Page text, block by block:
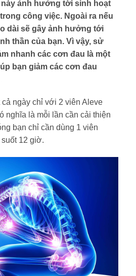
ảnh hưởng tới sinh hoạt
công việc. Ngoài ra nếu
dài sẽ gây ảnh hưởng tới
thần của bạn. Vì vậy, sử
nhanh các cơn đau là một
bạn giảm các cơn đau
ngày chỉ với 2 viên Aleve
nghĩa là mỗi lần cần cải thiện
bạn chỉ cần dùng 1 viên
12 giờ.